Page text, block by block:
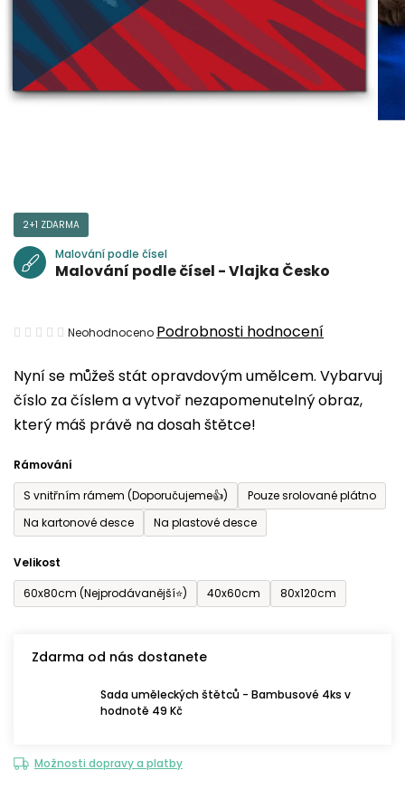
Nyní se můžeš stát opravdovým umělcem. Vybarvuj
číslo za číslem a vytvoř nezapomenutelný obraz,
který máš právě na dosah štětce!
Rámování
S vnitřním rámem (Doporučujeme👍)
Pouze srolované plátno
Na kartonové desce
Na plastové desce
Velikost
60x80cm (Nejprodávanější⭐)
40x60cm 80x120cm
Zdarma od nás dostanete
Sada uměleckých štětců - Bambusové 4ks v
hodnotě 49 Kč
Možnosti dopravy a platby
2+1 ZDARMA
Malování podle čísel
Malování podle čísel - Vlajka Česko
Průměrné
produktu
je
0,0
5
hvězdiček.
Neohodnoceno Podrobnosti hodnocení